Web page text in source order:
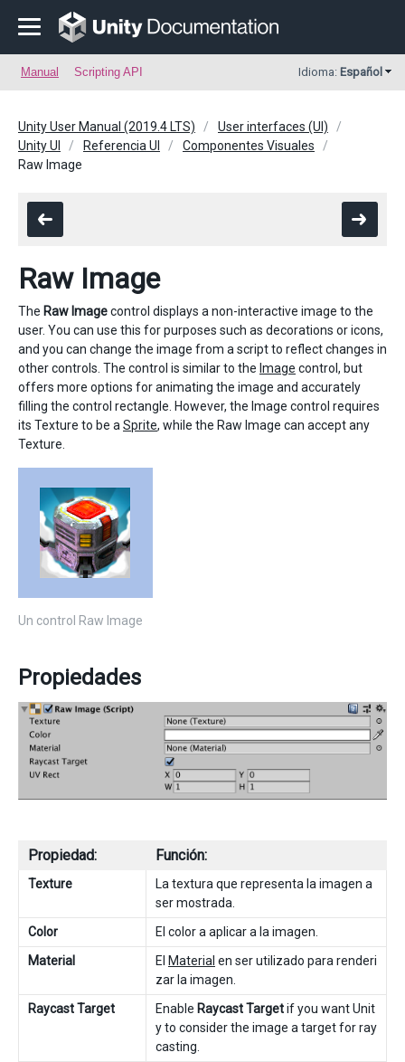
Manual Scripting API Idioma: Español
Unity User Manual (2019.4 LTS)
User interfaces (UI)
Unity UI
Referencia UI
Componentes Visuales
Raw Image
Raw Image
The Raw Imagecontrol displays a non-interactive image to the
user. You can use this for purposes such as decorations or icons,
and you can change the image from a script to reflect changes in
other controls. The control is similar to the Image control, but
offers more options for animating the image and accurately
filling the control rectangle. However, the Image control requires
its Texture to be a Sprite, while the Raw Image can accept any
Texture.
Un control Raw Image
Propiedades
Propiedad: Función:
Texture
La textura que representa la imagen a
ser mostrada.
Color
El color a aplicar a la imagen.
Material
El Material en ser utilizado para renderi
zar la imagen.
Raycast Target
Enable Raycast Targetif you want Unit
y to consider the image a target for ray
casting.